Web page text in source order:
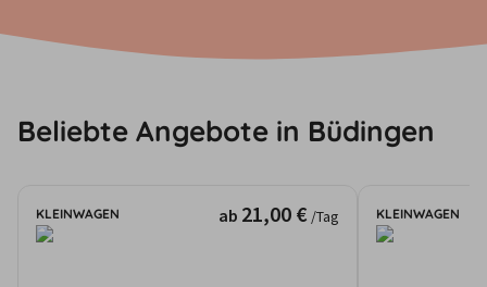
Beliebte Angebote in Büdingen
KLEINWAGEN ab 21,00 € /Tag KLEINWAGEN